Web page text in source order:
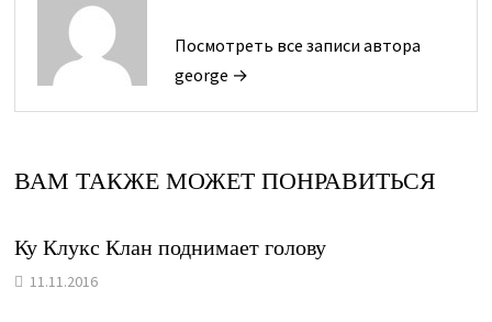
Посмотреть все записи автора
george →
ВАМ ТАКЖЕ МОЖЕТ ПОНРАВИТЬСЯ
Ку Клукс Клан поднимает голову
11.11.2016